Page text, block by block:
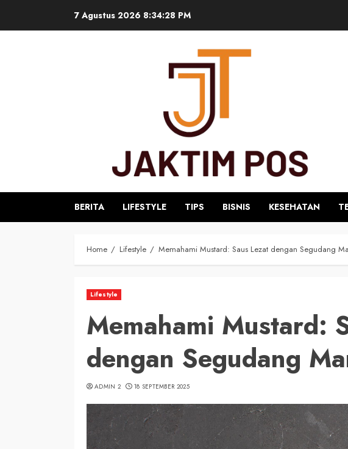
7 Agustus 2026 8:34:29 PM
BERITA LIFESTYLE TIPS BISNIS KESEHATAN
Home Lifestyle Memahami Mustard: Saus Lezat dengan Segudang
Lifestyle
Memahami Mustard:
dengan Segudang
ADMIN 2 18 SEPTEMBER 2025